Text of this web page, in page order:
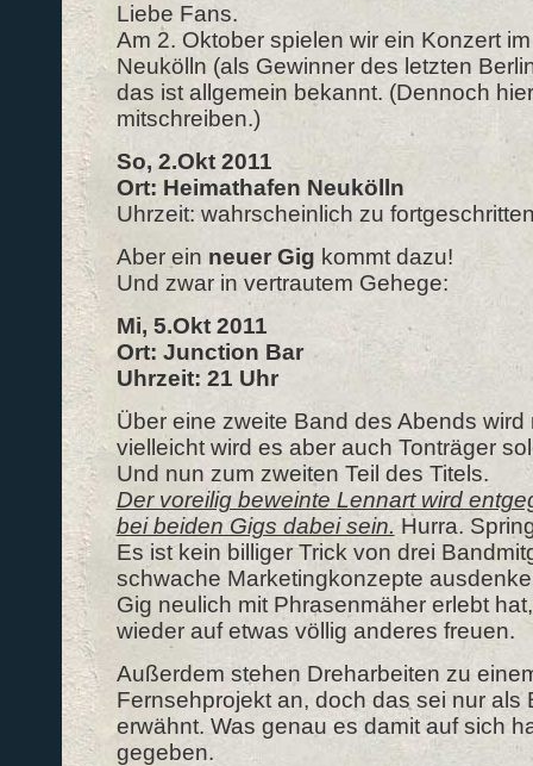
Liebe Fans.
Am 2. Oktober spielen wir ein Konzert
Neukölln (als Gewinner des letzten
das ist allgemein bekannt. (Dennoch
mitschreiben.)
So, 2.Okt 2011
Ort: Heimathafen Neukölln
Uhrzeit: wahrscheinlich zu
Aber ein neuer Gig kommt dazu!
Und zwar in vertrautem Gehege:
Mi, 5.Okt 2011
Ort: Junction Bar
Uhrzeit: 21 Uhr
Über eine zweite Band des Abends
vielleicht wird es aber auch Tonträger
Und nun zum zweiten Teil des Titels.
Der voreilig beweinte Lennart wird
bei beiden Gigs dabei sein. Hurra.
Es ist kein billiger Trick von drei
schwache Marketingkonzepte
Gig neulich mit Phrasenmäher erlebt
wieder auf etwas völlig anderes freuen.
Außerdem stehen Dreharbeiten zu
Fernsehprojekt an, doch das sei nur als
erwähnt. Was genau es damit auf sich
gegeben.